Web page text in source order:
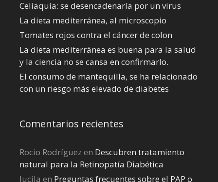
Celiaquía: se desencadenaría por un virus
La dieta mediterránea, al microscopio
Tomates rojos contra el cáncer de colon
La dieta mediterránea es buena para la salud
y la ciencia no se cansa en confirmarlo.
El consumo de mantequilla, se ha relacionado
con un riesgo más elevado de diabetes
Comentarios recientes
Rocio Rodríguez en Descubren tratamiento
natural para la Retinopatía Diabética
lucila en Preguntas frecuentes sobre el PAP o